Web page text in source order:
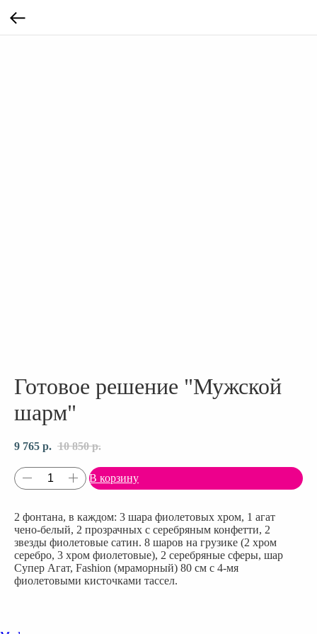
Готовое решение "Мужской
шарм"
9 765 р. 10 850 р.
В корзину
2 фонтана, в каждом: 3 шара фиолетовых хром, 1 агат
чено-белый, 2 прозрачных с серебряным конфетти, 2
звезды фиолетовые сатин. 8 шаров на грузике (2 хром
серебро, 3 хром фиолетовые), 2 серебряные сферы, шар
Супер Агат, Fashion (мраморный) 80 см с 4-мя
фиолетовыми кисточками тассел.